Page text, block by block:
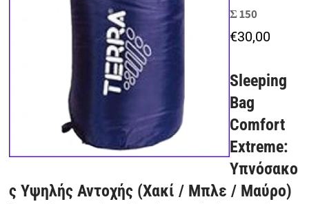
Σ 150
€30,00
Sleeping
Bag
Comfort
Extreme:
Υπνόσακο
ς Υψηλής Αντοχής (Χακί / Μπλε / Μαύρο)